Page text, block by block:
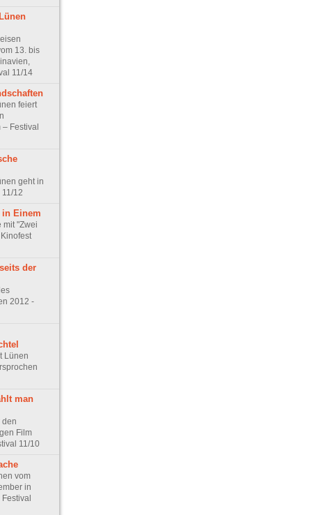
13. bis
11/14
feiert
– Festival
geht in
12
in Einem
mit "Zwei
der
2012 -
Lünen
man
den
Film
11/10
vom
in